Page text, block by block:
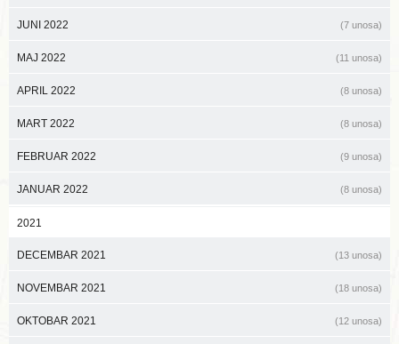
JUNI 2022 (7 unosa)
MAJ 2022 (11 unosa)
APRIL 2022 (8 unosa)
MART 2022 (8 unosa)
FEBRUAR 2022 (9 unosa)
JANUAR 2022 (8 unosa)
2021
DECEMBAR 2021 (13 unosa)
NOVEMBAR 2021 (18 unosa)
OKTOBAR 2021 (12 unosa)